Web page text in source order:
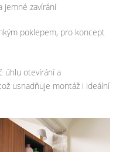
jemné zavírání
poklepem, pro koncept
úhlu otevírání a
usnadňuje montáž i ideální